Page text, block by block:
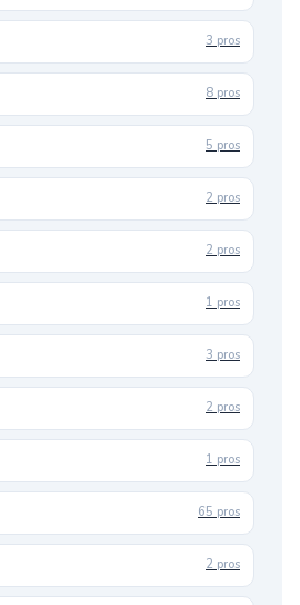
3 pros
8 pros
5 pros
2 pros
2 pros
1 pros
3 pros
2 pros
1 pros
65 pros
2 pros